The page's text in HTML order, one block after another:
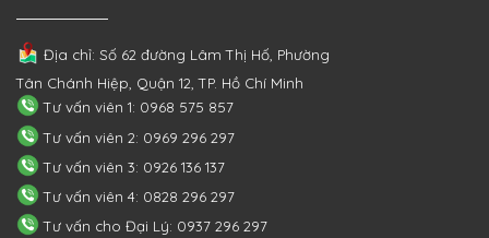
Địa chỉ: Số 62 đường Lâm Thị Hố, Phường
Tân Chánh Hiệp, Quận 12, TP. Hồ Chí Minh
Tư vấn viên 1: 0968 575 857
Tư vấn viên 2: 0969 296 297
Tư vấn viên 3: 0926 136 137
Tư vấn viên 4: 0828 296 297
Tư vấn cho Đại Lý: 0937 296 297